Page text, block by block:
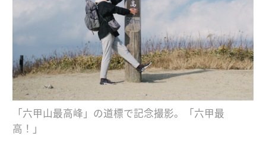
「六甲山最高峰」の道標で記念撮影。「六甲最
高！」